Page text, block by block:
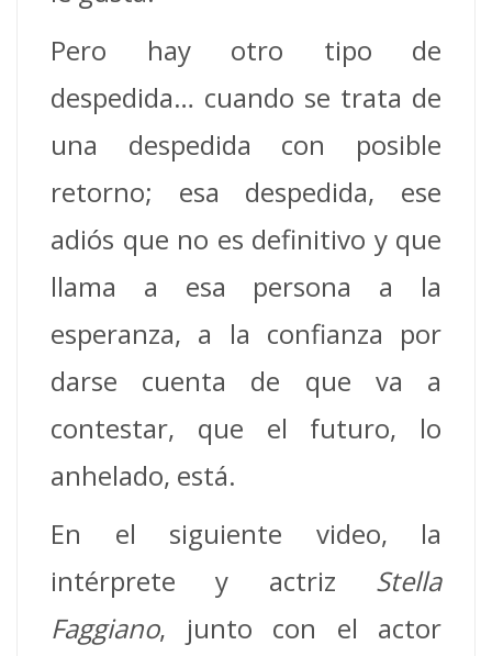
Pero hay otro tipo de
despedida… cuando se trata de
una despedida con posible
retorno; esa despedida, ese
adiós que no es definitivo y que
llama a esa persona a la
esperanza, a la confianza por
darse cuenta de que va a
contestar, que el futuro, lo
anhelado, está.
En el siguiente video, la
intérprete y actriz Stella
Faggiano, junto con el actor